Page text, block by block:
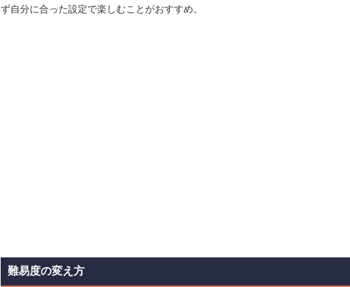
ず自分に合った設定で楽しむことがおすすめ。
難易度の変え方